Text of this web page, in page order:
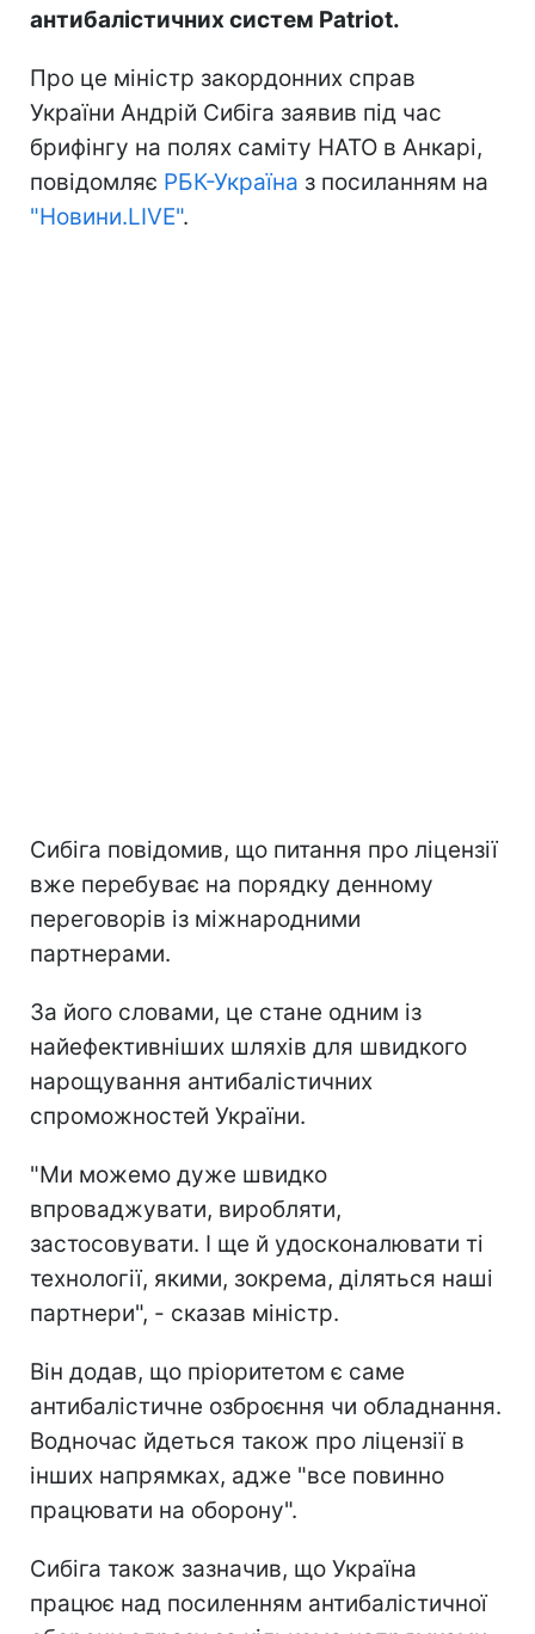
антибалістичних систем Patriot.
Про це міністр закордонних справ
України Андрій Сибіга заявив під час
брифінгу на полях саміту НАТО в Анкарі,
повідомляє РБК-Україна з посиланням на
"Новини.LIVE".
Сибіга повідомив, що питання про ліцензії
вже перебуває на порядку денному
переговорів із міжнародними
партнерами.
За його словами, це стане одним із
найефективніших шляхів для швидкого
нарощування антибалістичних
спроможностей України.
"Ми можемо дуже швидко
впроваджувати, виробляти,
застосовувати. І ще й удосконалювати ті
технології, якими, зокрема, діляться наші
партнери", - сказав міністр.
Він додав, що пріоритетом є саме
антибалістичне озброєння чи обладнання.
Водночас йдеться також про ліцензії в
інших напрямках, адже "все повинно
працювати на оборону".
Сибіга також зазначив, що Україна
працює над посиленням антибалістичної